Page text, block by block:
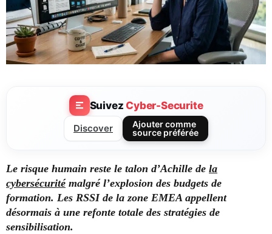
SuivezCyber-Securite
Discover
Ajouter comme
source préférée
Le risque humain reste le talon d’Achille de la
cybersécuritémalgré l’explosion des budgets de
formation. Les RSSI de la zone EMEA appellent
désormais à une refonte totale des stratégies de
sensibilisation.